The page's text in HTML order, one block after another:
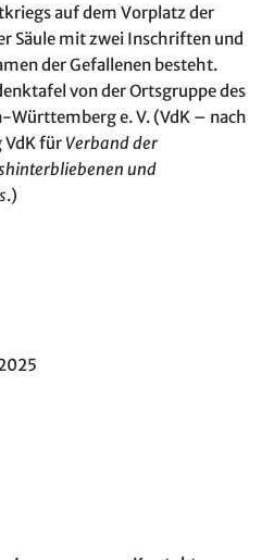
auf dem Vorplatz der
Säule mit zwei Inschriften und
der Gefallenen besteht.
von der Ortsgruppe des
Württemberg e. V. (VdK – nach
VdK für Verband der
und
.)